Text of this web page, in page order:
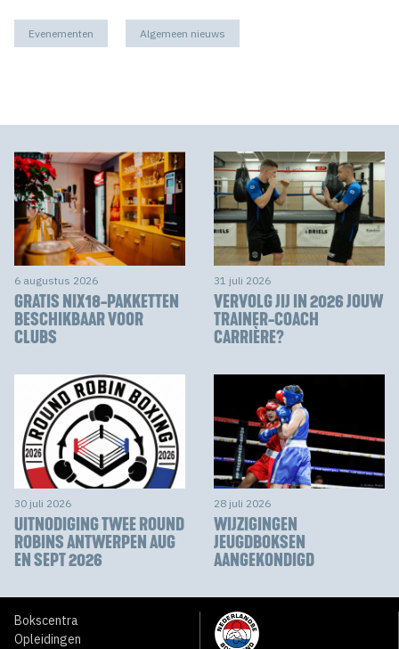
Evenementen Algemeen nieuws
6 augustus 2026
GRATIS NIX18-PAKKETTEN
BESCHIKBAAR VOOR
CLUBS
31 juli 2026
VERVOLG JIJ IN 2026 JOUW
TRAINER-COACH
CARRIÈRE?
30 juli 2026
UITNODIGING TWEE ROUND
ROBINS ANTWERPEN AUG
EN SEPT 2026
28 juli 2026
WIJZIGINGEN
JEUGDBOKSEN
AANGEKONDIGD
Bokscentra
Opleidingen